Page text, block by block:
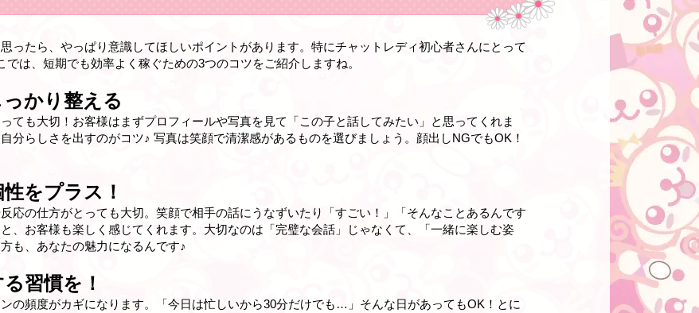
ったら、やっぱり意識してほしいポイントがあります。特にチャットレディ初心者さんにとって
は、短期でも効率よく稼ぐための3つのコツをご紹介しますね。
かり整える
ても大切！お客様はまずプロフィールや写真を見て「この子と話してみたい」と思ってくれま
分らしさを出すのがコツ♪ 写真は笑顔で清潔感があるものを選びましょう。顔出しNGでもOK！
をプラス！
応の仕方がとっても大切。笑顔で相手の話にうなずいたり「すごい！」「そんなことあるんです
、お客様も楽しく感じてくれます。大切なのは「完璧な会話」じゃなくて、「一緒に楽しむ姿
も、あなたの魅力になるんです♪
習慣を！
の頻度がカギになります。「今日は忙しいから30分だけでも…」そんな日があってもOK！とに